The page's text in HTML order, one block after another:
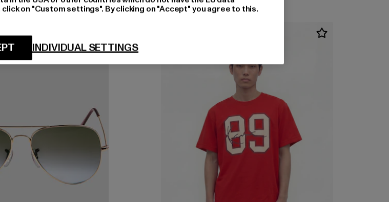
on "Custom settings". By clicking on "Accept" you agree to this.
INDIVIDUAL SETTINGS